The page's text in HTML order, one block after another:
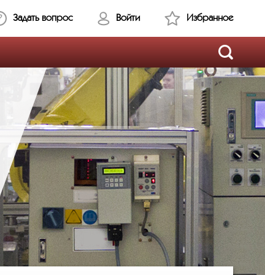
Задать вопрос Войти Избранное